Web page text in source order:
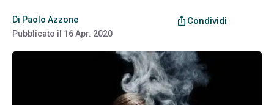
Di Paolo Azzone
Pubblicato il 16 Apr. 2020
ios_share Condividi